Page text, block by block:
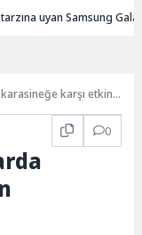
uyan Samsung
karşı etkin
0